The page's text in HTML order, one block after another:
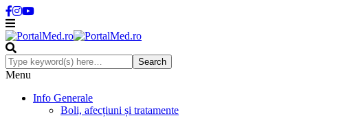
Menu
Info Generale
Boli, afecțiuni și tratamente